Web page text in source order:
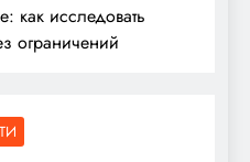
как исследовать
ограничений